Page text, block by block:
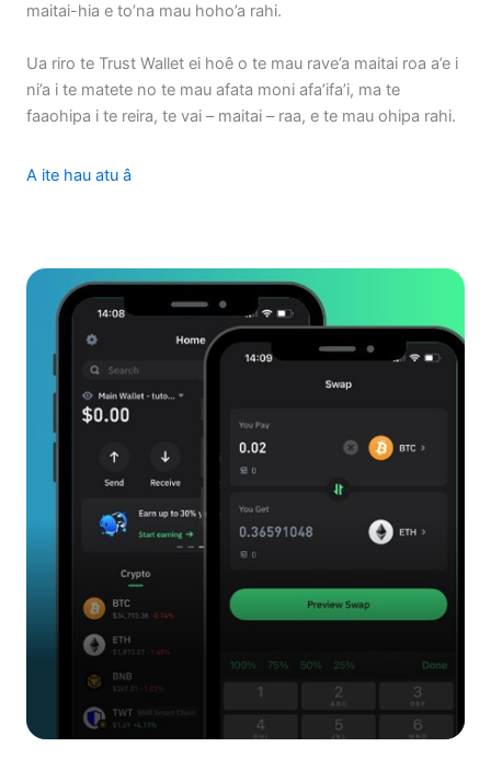
maitai-hia e to’na mau hoho’a rahi.
Ua riro te Trust Wallet ei hoê o te mau rave’a maitai roa a’e i
ni’a i te matete no te mau afata moni afa’ifa’i, ma te
faaohipa i te reira, te vai – maitai – raa, e te mau ohipa rahi.
A ite hau atu â